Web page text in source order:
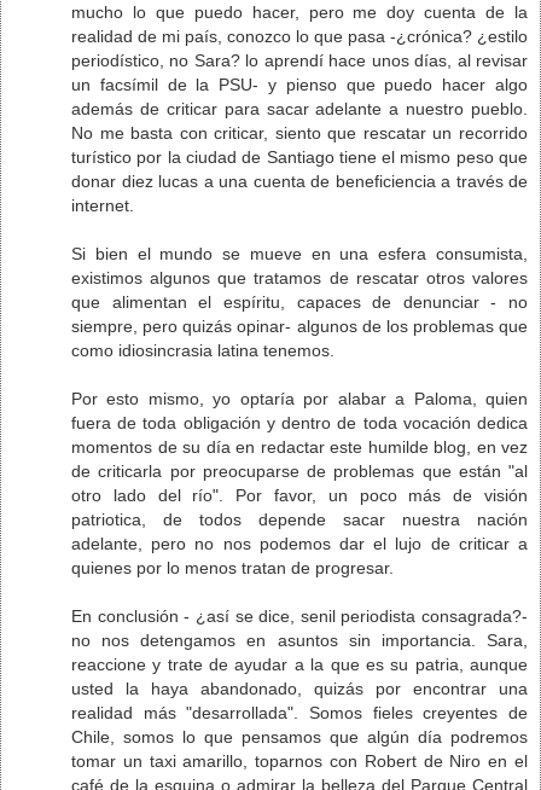
mucho lo que puedo hacer, pero me doy cuenta de la
realidad de mi país, conozco lo que pasa -¿crónica? ¿estilo
periodístico, no Sara? lo aprendí hace unos días, al revisar
un facsímil de la PSU- y pienso que puedo hacer algo
además de criticar para sacar adelante a nuestro pueblo.
No me basta con criticar, siento que rescatar un recorrido
turístico por la ciudad de Santiago tiene el mismo peso que
donar diez lucas a una cuenta de beneficiencia a través de
internet.
Si bien el mundo se mueve en una esfera consumista,
existimos algunos que tratamos de rescatar otros valores
que alimentan el espíritu, capaces de denunciar - no
siempre, pero quizás opinar- algunos de los problemas que
como idiosincrasia latina tenemos.
Por esto mismo, yo optaría por alabar a Paloma, quien
fuera de toda obligación y dentro de toda vocación dedica
momentos de su día en redactar este humilde blog, en vez
de criticarla por preocuparse de problemas que están "al
otro lado del río". Por favor, un poco más de visión
patriotica, de todos depende sacar nuestra nación
adelante, pero no nos podemos dar el lujo de criticar a
quienes por lo menos tratan de progresar.
En conclusión - ¿así se dice, senil periodista consagrada?-
no nos detengamos en asuntos sin importancia. Sara,
reaccione y trate de ayudar a la que es su patria, aunque
usted la haya abandonado, quizás por encontrar una
realidad más "desarrollada". Somos fieles creyentes de
Chile, somos lo que pensamos que algún día podremos
tomar un taxi amarillo, toparnos con Robert de Niro en el
café de la esquina o admirar la belleza del Parque Central